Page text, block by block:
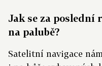
Jak se za poslední
na palubě?
Satelitní navigace